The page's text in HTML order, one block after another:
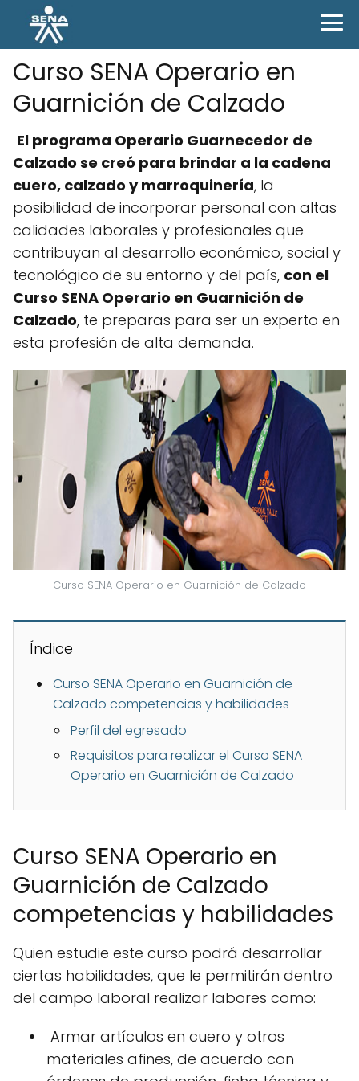
Curso SENA Operario en
Guarnición de Calzado
El programa Operario Guarnecedor de
Calzado se creó para brindar a la cadena
cuero, calzado y marroquinería, la
posibilidad de incorporar personal con altas
calidades laborales y profesionales que
contribuyan al desarrollo económico, social y
tecnológico de su entorno y del país, con el
Curso SENA Operario en Guarnición de
Calzado, te preparas para ser un experto en
esta profesión de alta demanda.
Curso SENA Operario en Guarnición de Calzado
Índice
Curso SENA Operario en Guarnición de
Calzado competencias y habilidades
Perfil del egresado
Requisitos para realizar el Curso SENA
Operario en Guarnición de Calzado
Curso SENA Operario en
Guarnición de Calzado
competencias y habilidades
Quien estudie este curso podrá desarrollar
ciertas habilidades, que le permitirán dentro
del campo laboral realizar labores como:
Armar artículos en cuero y otros
materiales afines, de acuerdo con